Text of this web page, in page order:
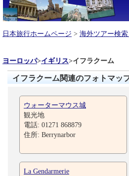
日本旅行ホームページ > 海外ツアー検
ヨーロッパ>イギリス>イフラクーム
イフラクーム関連のフォトマッ
ウォーターマウス城
観光地
電話: 01271 868879
住所: Berrynarbor
La Gendarmerie